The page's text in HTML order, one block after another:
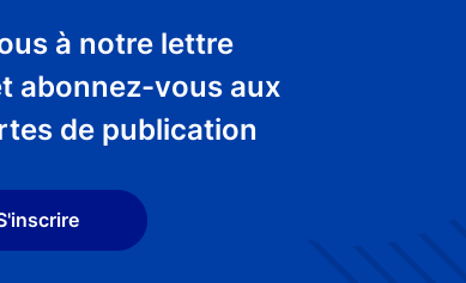
à notre lettre
abonnez-vous aux
de publication